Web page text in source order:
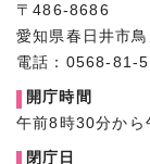
〒486-8686
愛知県春日井市
電話：0568-81-
開庁時間
午前8時30分から
閉庁日